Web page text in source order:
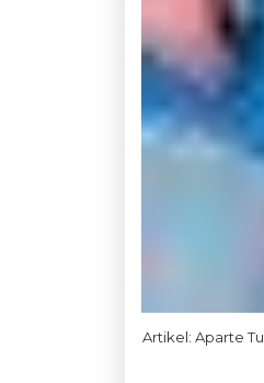
Artikel: Aparte